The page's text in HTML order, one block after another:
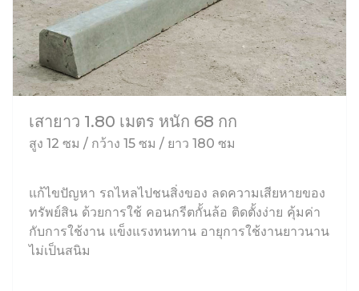
เสายาว 1.80 เมตร หนัก 68 กก
สูง 12 ซม / กว้าง 15 ซม / ยาว 180 ซม
แก้ไขปัญหา รถไหลไปชนสิ่งของ ลดความเสียหายของ
ทรัพย์สิน ด้วยการใช้ คอนกรีตกั้นล้อ ติดตั้งง่าย คุ้มค่า
กับการใช้งาน แข็งแรงทนทาน อายุการใช้งานยาวนาน
ไม่เป็นสนิม